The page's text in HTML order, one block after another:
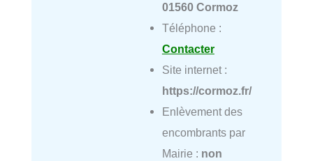
01560 Cormoz
Téléphone :
Contacter
Site internet :
https://cormoz.fr/
Enlèvement des
encombrants par
Mairie : non